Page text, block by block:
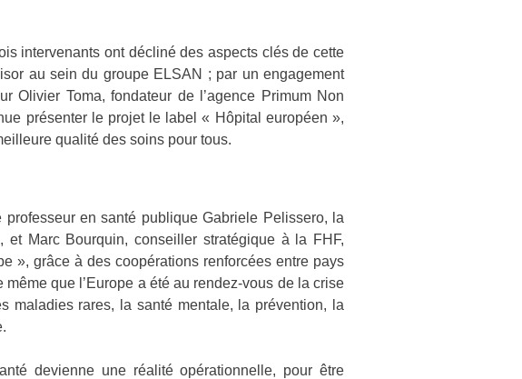
intervenants ont décliné des aspects clés de cette
au sein du groupe ELSAN ; par un engagement
Olivier Toma, fondateur de l’agence Primum Non
présenter le projet le label « Hôpital européen »,
qualité des soins pour tous.
en santé publique Gabriele Pelissero, la
et Marc Bourquin, conseiller stratégique à la FHF,
», grâce à des coopérations renforcées entre pays
que l’Europe a été au rendez-vous de la crise
maladies rares, la santé mentale, la prévention, la
devienne une réalité opérationnelle, pour être